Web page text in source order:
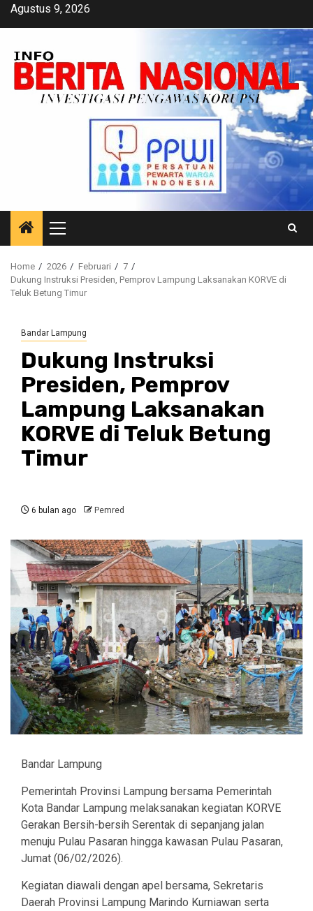
SkipAgustus 9, 2026
Primary
Menu
Home 2026 Februari
7
Dukung Instruksi Presiden, Pemprov Lampung Laksanakan KORVE di
Teluk Betung Timur
Bandar Lampung
Dukung Instruksi
Presiden, Pemprov
Lampung Laksanakan
KORVE di Teluk Betung
Timur
6 bulan ago Pemred
Bandar Lampung
Pemerintah Provinsi Lampung bersama Pemerintah
Kota Bandar Lampung melaksanakan kegiatan KORVE
Gerakan Bersih-bersih Serentak di sepanjang jalan
menuju Pulau Pasaran hingga kawasan Pulau Pasaran,
Jumat (06/02/2026).
Kegiatan diawali dengan apel bersama, Sekretaris
Daerah Provinsi Lampung Marindo Kurniawan serta